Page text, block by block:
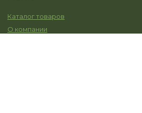
Каталог товаров
О компании